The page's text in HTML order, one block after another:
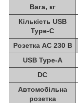
Вага, кг
Кількість USB
Type-C
Розетка AC 230 В
USB Type-A
DC
Автомобільна
розетка